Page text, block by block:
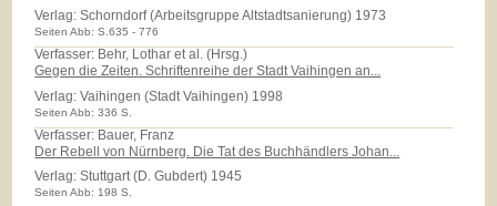
Verlag:Schorndorf (Arbeitsgruppe Altstadtsanierung) 1973
Seiten Abb: S.635 - 776
Verfasser: Behr, Lothar et al. (Hrsg.)
Gegen die Zeiten. Schriftenreihe der Stadt Vaihingen an...
Verlag:Vaihingen (Stadt Vaihingen) 1998
Seiten Abb: 336 S.
Verfasser: Bauer, Franz
Der Rebell von Nürnberg. Die Tat des Buchhändlers Johan...
Verlag:Stuttgart (D. Gubdert) 1945
Seiten Abb: 198 S.